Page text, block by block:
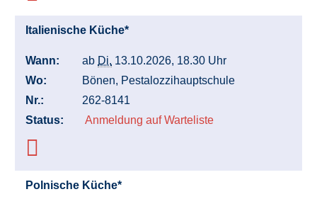
Italienische Küche*
Wann: ab Di. 13.10.2026, 18.30 Uhr
Wo:
Bönen, Pestalozzihauptschule
Nr.:
262-8141
Status:
Anmeldung auf Warteliste
Polnische Küche*